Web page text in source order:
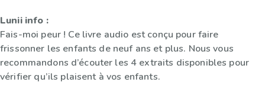
Lunii info :
Fais-moi peur ! Ce livre audio est conçu pour faire
frissonner les enfants de neuf ans et plus. Nous vous
recommandons d’écouter les 4 extraits disponibles pour
vérifier qu’ils plaisent à vos enfants.